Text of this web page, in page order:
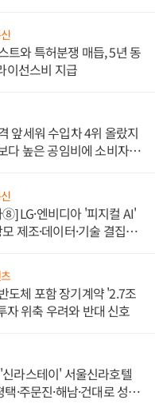
트와 특허분쟁 매듭, 5년 동
이선스비 지급
앞세워 수입차 4위 올랐지
다 높은 공임비에 소비자
LG·엔비디아 '피지컬 AI'
제조·데이터·기술 결집
도체 포함 장기계약 '2.7조
자 위축 우려와 반대 신호
라스테이' 서울신라호텔
·주문진·해남·건대로 성